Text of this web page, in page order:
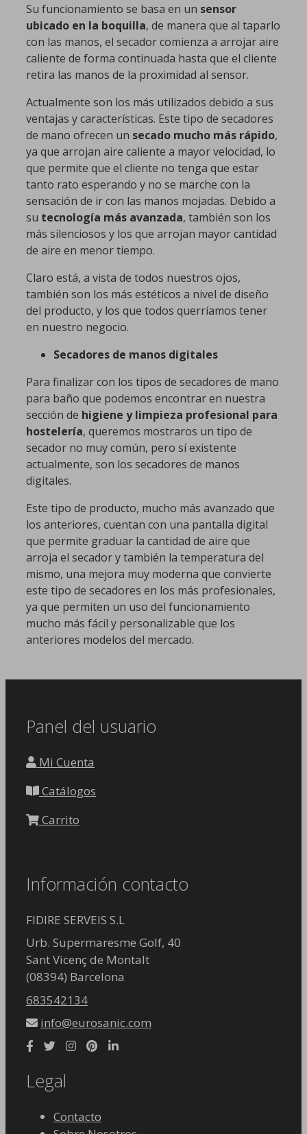
Su funcionamiento se basa en un sensor
ubicado en la boquilla, de manera que al taparlo
con las manos, el secador comienza a arrojar aire
caliente de forma continuada hasta que el cliente
retira las manos de la proximidad al sensor.
Actualmente son los más utilizados debido a sus
ventajas y características. Este tipo de secadores
de mano ofrecen un secado mucho más rápido,
ya que arrojan aire caliente a mayor velocidad, lo
que permite que el cliente no tenga que estar
tanto rato esperando y no se marche con la
sensación de ir con las manos mojadas. Debido a
su tecnología más avanzada, también son los
más silenciosos y los que arrojan mayor cantidad
de aire en menor tiempo.
Claro está, a vista de todos nuestros ojos,
también son los más estéticos a nivel de diseño
del producto, y los que todos querríamos tener
en nuestro negocio.
Secadores de manos digitales
Para finalizar con los tipos de secadores de mano
para baño que podemos encontrar en nuestra
sección de higiene y limpieza profesional para
hostelería, queremos mostraros un tipo de
secador no muy común, pero sí existente
actualmente, son los secadores de manos
digitales.
Este tipo de producto, mucho más avanzado que
los anteriores, cuentan con una pantalla digital
que permite graduar la cantidad de aire que
arroja el secador y también la temperatura del
mismo, una mejora muy moderna que convierte
este tipo de secadores en los más profesionales,
ya que permiten un uso del funcionamiento
mucho más fácil y personalizable que los
anteriores modelos del mercado.
Panel del usuario
Mi Cuenta
Catálogos
Carrito
Información contacto
FIDIRE SERVEIS S.L
Urb. Supermaresme Golf, 40
Sant Vicenç de Montalt
(08394) Barcelona
683542134
info@eurosanic.com
Legal
Contacto